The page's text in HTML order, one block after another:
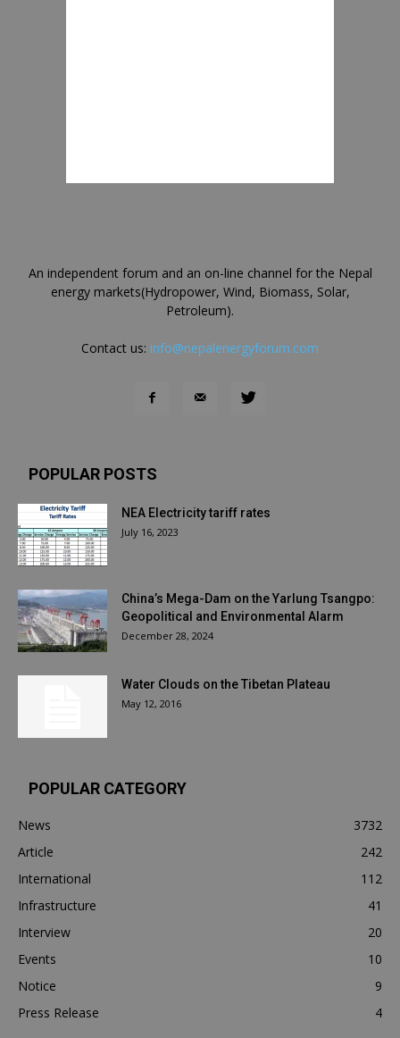
An independent forum and an on-line channel for the Nepal
energy markets(Hydropower, Wind, Biomass, Solar,
Petroleum).
Contact us: info@nepalenergyforum.com
POPULAR POSTS
NEA Electricity tariff rates
July 16, 2023
China’s Mega-Dam on the Yarlung Tsangpo:
Geopolitical and Environmental Alarm
December 28, 2024
Water Clouds on the Tibetan Plateau
May 12, 2016
POPULAR CATEGORY
News
3732
Article
242
International
112
Infrastructure
41
Interview
20
Events
10
Notice
9
Press Release
4